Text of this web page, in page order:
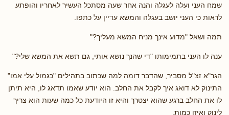
שמח העני ועלה לעגלה והנה אחר שעה מסתכל העשיר לאחריו והופתע
לראות כי העני יושב בעגלה והמשא עדיין על כתפו.
תמה ושאל "מדוע אינך מניח המשא מעליך?"
ענה לו העני בתמימותו "די שהנך נושא אותי, גם תשא את המשא שלי?"
הגר"א זצ"ל מסביר, שהדבר דומה למה שכתוב בתהילים "כגמול עלי אמו"
התינוק לא דואג איך לקבל את החלב. הוא יודע שאמו תדאג לו, היא תיתן
לו את החלב ברגע שהוא יצטרך והיא זו היודעת כל כמה שעות הוא צריך
לינוק ואיזו כמות.